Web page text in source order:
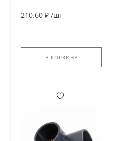
напорный Aquaviva
210.60 ₽ /шт
В КОРЗИНУ